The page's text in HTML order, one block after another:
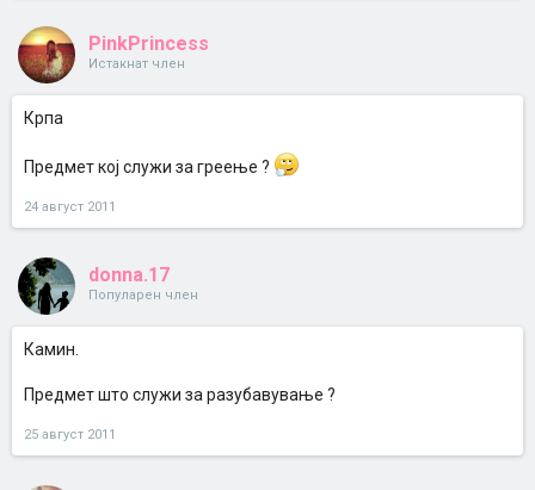
PinkPrincess
Истакнат член
Крпа
Предмет кој служи за греење ?
24 август 2011
donna.17
Популарен член
Камин.
Предмет што служи за разубавување ?
25 август 2011